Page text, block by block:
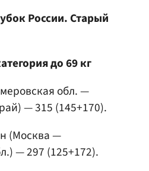
России. Старый
до 69 кг
обл. —
— 315 (145+170).
(Москва —
— 297 (125+172).